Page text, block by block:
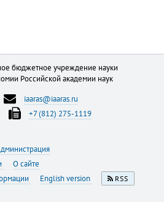
бюджетное учреждение науки
Российской академии наук
iaaras@iaaras.ru
+7 (812) 275-1119
О сайте
English version RSS